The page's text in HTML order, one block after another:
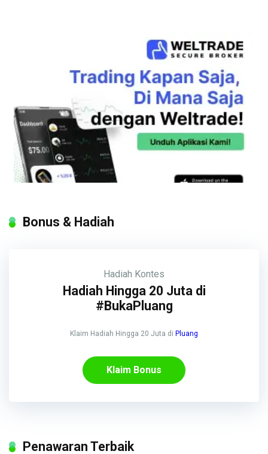
Bonus & Hadiah
Hadiah Kontes
Hadiah Hingga 20 Juta di
#BukaPluang
Klaim Hadiah Hingga 20 Juta di Pluang
Klaim Bonus
Penawaran Terbaik